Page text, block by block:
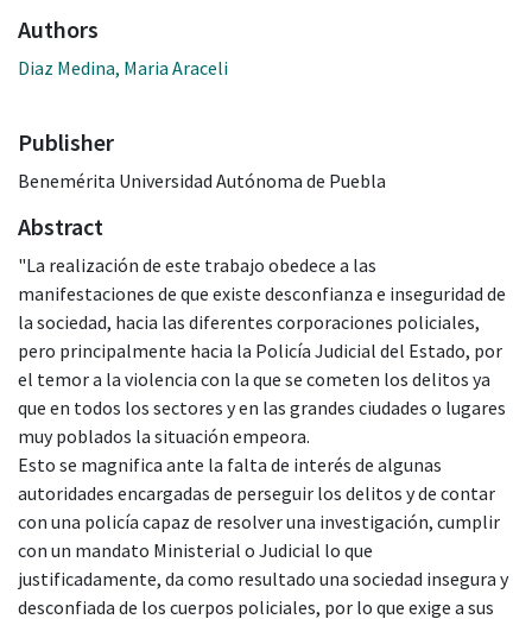
Authors
Diaz Medina, Maria Araceli
Publisher
Benemérita Universidad Autónoma de Puebla
Abstract
"La realización de este trabajo obedece a las
manifestaciones de que existe desconfianza e inseguridad de
la sociedad, hacia las diferentes corporaciones policiales,
pero principalmente hacia la Policía Judicial del Estado, por
el temor a la violencia con la que se cometen los delitos ya
que en todos los sectores y en las grandes ciudades o lugares
muy poblados la situación empeora.
Esto se magnifica ante la falta de interés de algunas
autoridades encargadas de perseguir los delitos y de contar
con una policía capaz de resolver una investigación, cumplir
con un mandato Ministerial o Judicial lo que
justificadamente, da como resultado una sociedad insegura y
desconfiada de los cuerpos policiales, por lo que exige a sus